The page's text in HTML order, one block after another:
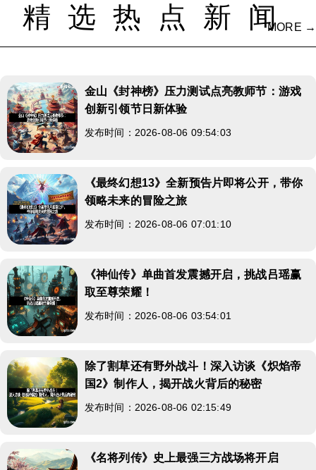
精选热点新闻
MORE →
金山《封神榜》压力测试点亮教师节：游戏
创新引领节日新体验
发布时间：2026-08-06 09:54:03
《最终幻想13》全新预告片即将公开，带你
领略未来的冒险之旅
发布时间：2026-08-06 07:01:10
《神仙传》单曲首发震撼开启，挑战吕瑶赢
取至尊荣耀！
发布时间：2026-08-06 03:54:01
除了割草还有野外战斗！深入访谈《炽焰帝
国2》制作人，揭开战火背后的秘密
发布时间：2026-08-06 02:15:49
《名将列传》史上最强三方战场将开启